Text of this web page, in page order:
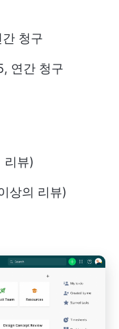
청구
연간 청구
리뷰)
상의 리뷰)